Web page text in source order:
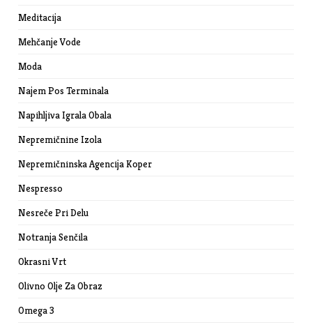
Meditacija
Mehčanje Vode
Moda
Najem Pos Terminala
Napihljiva Igrala Obala
Nepremičnine Izola
Nepremičninska Agencija Koper
Nespresso
Nesreče Pri Delu
Notranja Senčila
Okrasni Vrt
Olivno Olje Za Obraz
Omega 3